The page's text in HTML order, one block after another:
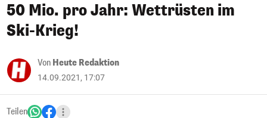
50 Mio. pro Jahr: Wettrüsten im
Ski-Krieg!
Von Heute Redaktion
14.09.2021, 17:07
Teilen